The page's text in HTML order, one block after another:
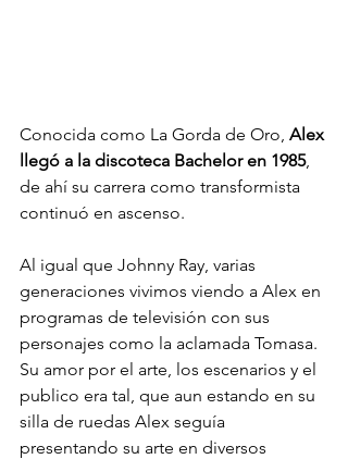
Conocida como La Gorda de Oro, Alex
llegó a la discoteca Bachelor en 1985,
de ahí su carrera como transformista
continuó en ascenso.
Al igual que Johnny Ray, varias
generaciones vivimos viendo a Alex en
programas de televisión con sus
personajes como la aclamada Tomasa.
Su amor por el arte, los escenarios y el
publico era tal, que aun estando en su
silla de ruedas Alex seguía
presentando su arte en diversos